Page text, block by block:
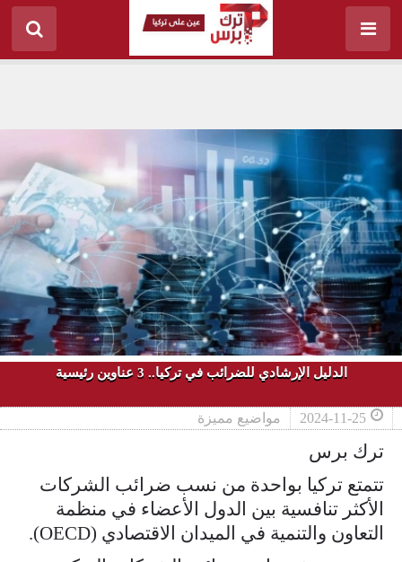
الدليل الإرشادي للضرائب في تركيا.. 3 عناوين رئيسية
2024-11-25 مواضيع مميزة
ترك برس
تتمتع تركيا بواحدة من نسب ضرائب الشركات
الأكثر تنافسية بين الدول الأعضاء في منظمة
التعاون والتنمية في الميدان الاقتصادي (OECD).